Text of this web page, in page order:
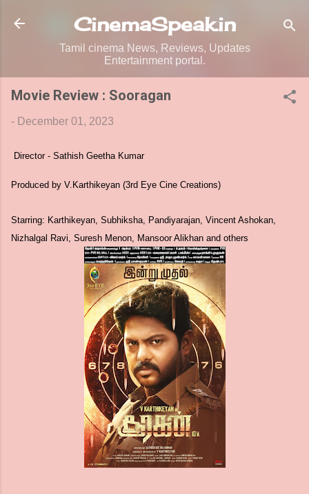
Skip to main content
CinemaSpeak.in
Tamil cinema News, Reviews, Updates
Entertainment portal.
Movie Review : Sooragan
- December 01, 2023
Director - Sathish Geetha Kumar
Produced by V.Karthikeyan (3rd Eye Cine Creations)
Starring: Karthikeyan, Subhiksha, Pandiyarajan, Vincent Ashokan,
Nizhalgal Ravi, Suresh Menon, Mansoor Alikhan and others